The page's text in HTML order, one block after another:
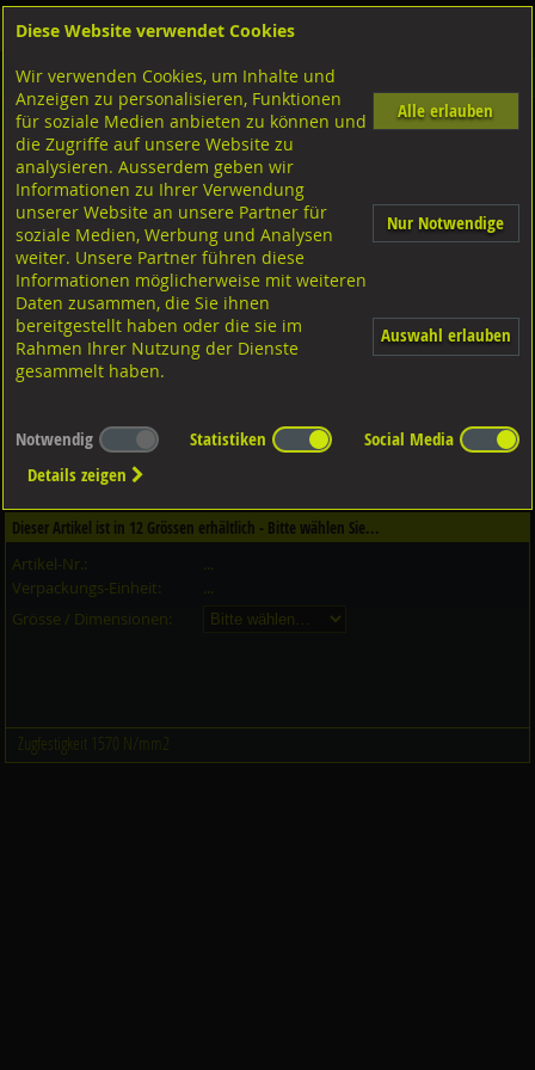
Shop Ketten Seile Schlauch-Zubehör Drahtseile
7x7 mittelweichA4 rostfrei,
Dieser Artikel ist in 1Qualitäten erhältlich - Bitte wählen Sie...
Qualität / Oberfläche
Dieser Artikel ist in 12 Grössen erhältlich - Bitte wählen Sie...
Artikel-Nr.:
...
Verpackungs-Einheit:
...
Grösse / Dimensionen:
Zugfestigkeit 1570 N/mm2
Diese Website verwendet Cookies
Wir verwenden Cookies, um Inhalte und
Anzeigen zu personalisieren, Funktionen
für soziale Medien anbieten zu können und
die Zugriffe auf unsere Website zu
analysieren. Ausserdem geben wir
Informationen zu Ihrer Verwendung
unserer Website an unsere Partner für
soziale Medien, Werbung und Analysen
weiter. Unsere Partner führen diese
Informationen möglicherweise mit weiteren
Daten zusammen, die Sie ihnen
bereitgestellt haben oder die sie im
Rahmen Ihrer Nutzung der Dienste
gesammelt haben.
Alle erlauben
Nur Notwendige
Auswahl erlauben
Notwendig Statistiken
Social Media
Details zeigen